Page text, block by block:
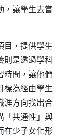
，讓學生去嘗
，提供學生
則是透過學科
時間，讓他們
標為經由學生
涯方向找出合
「共通性」與
在少子女化形